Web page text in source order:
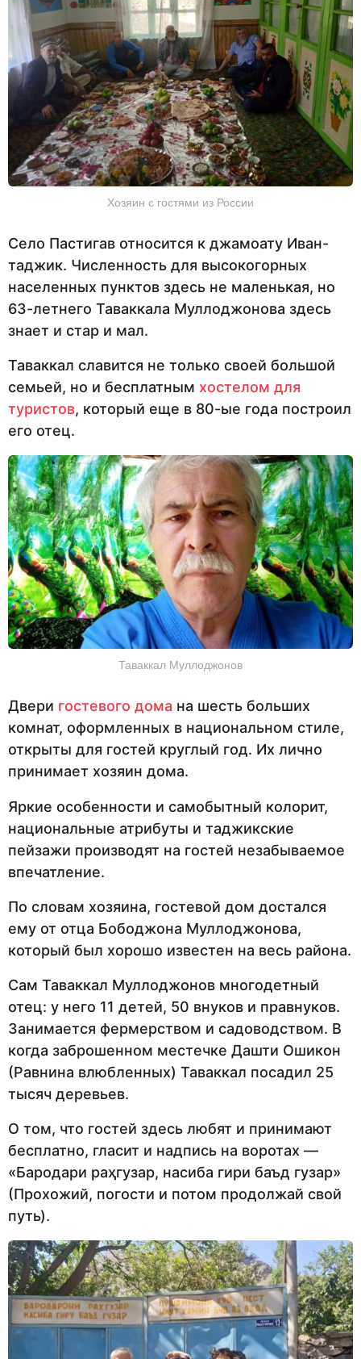
Хозяин с гостями из России
Село Пастигав относится к джамоату Иван-
таджик. Численность для высокогорных
населенных пунктов здесь не маленькая, но
63-летнего Таваккала Муллоджонова здесь
знает и стар и мал.
Таваккал славится не только своей большой
семьей, но и бесплатным хостелом для
туристов, который еще в 80-ые года построил
его отец.
Таваккал Муллоджонов
Двери гостевого дома на шесть больших
комнат, оформленных в национальном стиле,
открыты для гостей круглый год. Их лично
принимает хозяин дома.
Яркие особенности и самобытный колорит,
национальные атрибуты и таджикские
пейзажи производят на гостей незабываемое
впечатление.
По словам хозяина, гостевой дом достался
ему от отца Бободжона Муллоджонова,
который был хорошо известен на весь района.
Сам Таваккал Муллоджонов многодетный
отец: у него 11 детей, 50 внуков и правнуков.
Занимается фермерством и садоводством. В
когда заброшенном местечке Дашти Ошикон
(Равнина влюбленных) Таваккал посадил 25
тысяч деревьев.
О том, что гостей здесь любят и принимают
бесплатно, гласит и надпись на воротах —
«Бародари раҳгузар, насиба гири баъд гузар»
(Прохожий, погости и потом продолжай свой
путь).